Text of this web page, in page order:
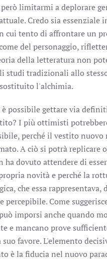
limitarmi a deplorare
Credo sia essenziale
cui tento di affrontare un
del personaggio,
della letteratura non
studi tradizionali allo
l'alchimia.
è possibile gettare via
I più ottimisti
perché il vestito nuovo
A ciò si potrà replicare
ha dovuto attendere di
novità e perché la
che essa rappresentava,
percepibile. Come
imporsi anche quando
e mancano prove
suo favore. L'elemento
è la fiducia nel nuovo